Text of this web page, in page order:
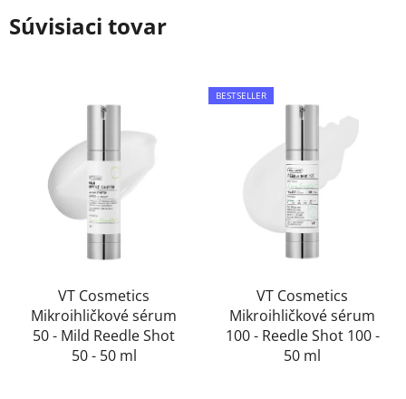
Súvisiaci tovar
VT Cosmetics
Mikroihličkové sérum
50 - Mild Reedle Shot
50 - 50 ml
BESTSELLER
VT Cosmetics
Mikroihličkové sérum
100 - Reedle Shot 100 -
50 ml